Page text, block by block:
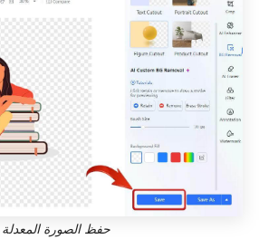
حفظ الصورة المعدلة